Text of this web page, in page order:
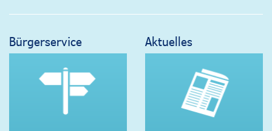
Bürgerservice Aktuelles